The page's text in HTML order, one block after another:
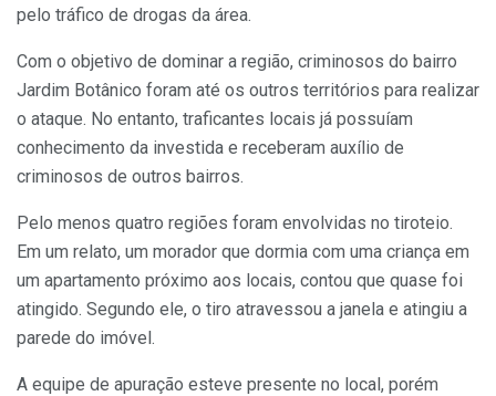
pelo tráfico de drogas da área.
Com o objetivo de dominar a região, criminosos do bairro
Jardim Botânico foram até os outros territórios para realizar
o ataque. No entanto, traficantes locais já possuíam
conhecimento da investida e receberam auxílio de
criminosos de outros bairros.
Pelo menos quatro regiões foram envolvidas no tiroteio.
Em um relato, um morador que dormia com uma criança em
um apartamento próximo aos locais, contou que quase foi
atingido. Segundo ele, o tiro atravessou a janela e atingiu a
parede do imóvel.
A equipe de apuração esteve presente no local, porém